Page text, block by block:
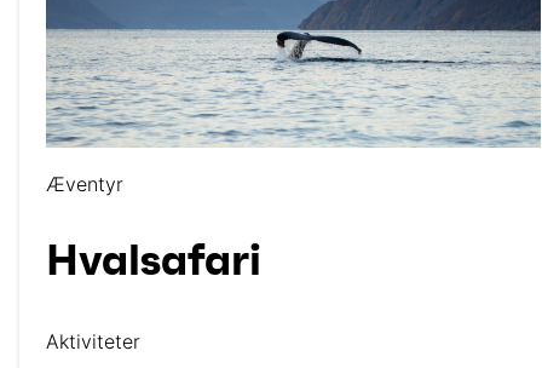
Æventyr
Hvalsafari
Aktiviteter